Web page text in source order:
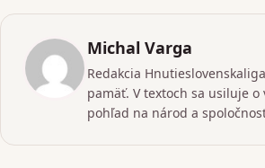
Michal Varga
Redakcia
pamäť. V textoch sa usiluje
pohľad na národ a